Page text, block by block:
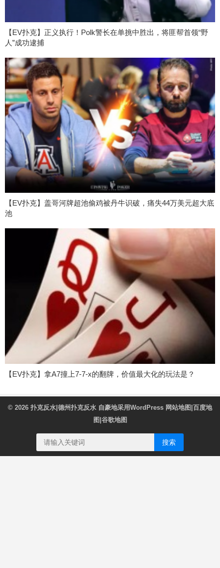
【EV扑克】正义执行！Polk警长在单挑中胜出，将匪帮首领“野
人”成功逮捕
【EV扑克】盖哥河牌超池偷鸡被丹牛识破，痛失44万美元超大底
池
【EV扑克】拿A7撞上7-7-x的翻牌，价值最大化的玩法是？
© 2026 扑克反水|德州扑克反水 自豪地采用WordPress 网站地图 百度地
图 谷歌地图
搜索